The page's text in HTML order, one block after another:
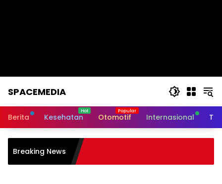
SPACEMEDIA
Berita Kesehatan Otomotif Internasional
Breaking News
Transformasi